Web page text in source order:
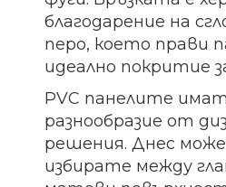
благодарение на
перо, което прави
идеално покритие
PVC панелите
разнообразие от
решения. Днес
избирате между